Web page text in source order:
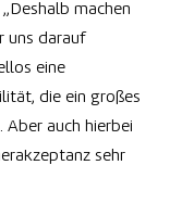
machen
uns darauf
eine
die ein großes
Aber auch hierbei
sehr